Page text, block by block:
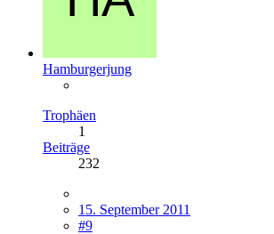
Hamburgerjung
Trophäen
1
Beiträge
232
15. September 2011
#9